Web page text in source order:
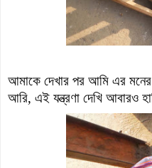
আমাকে দেখার পর আমি এর মনের
আরি, এই যন্ত্রণা দেখি আবারও